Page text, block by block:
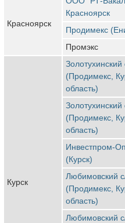
Красноярск
Красноярск
Продимекс
Промэкс
Курск
Золотухинский
(Продимекс,
область)
Золотухинский
(Продимекс,
область)
Инвестпром-
(Курск)
Любимовский
(Продимекс,
область)
Любимовский